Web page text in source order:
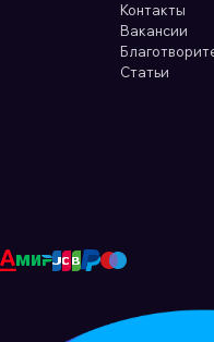
Контакты
Вакансии
Статьи